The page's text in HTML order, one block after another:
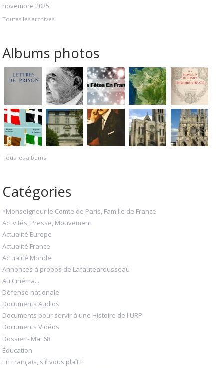
novembre 2025
Toutes les archives
Albums photos
Tous les albums
Catégories
*Monseigneur le Comte de Paris, Famille de France
Activités, Presse, Mouvement
Actualité Europe
Actualité France
Actualité Monde
Annonces à propos de Lafautearousseau
Au Cinéma...
Défense nationale
Documents Audios
Documents pour servir à une Histoire de l'URP
Documents Vidéos
Dossier - Mai 68
Éducation
En Français, s'il vous plaît !